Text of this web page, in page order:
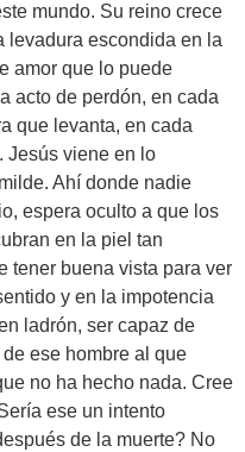
mundo. Su reino crece
levadura escondida en la
amor que lo puede
acto de perdón, en cada
que levanta, en cada
Jesús viene en lo
Ahí donde nadie
espera oculto a que los
en la piel tan
tener buena vista para ver
y en la impotencia
ladrón, ser capaz de
ese hombre al que
no ha hecho nada. Cree
ese un intento
de la muerte? No